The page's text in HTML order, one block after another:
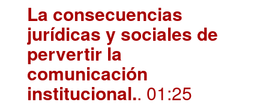
La consecuencias
jurídicas y sociales de
pervertir la
comunicación
institucional.. 01:25